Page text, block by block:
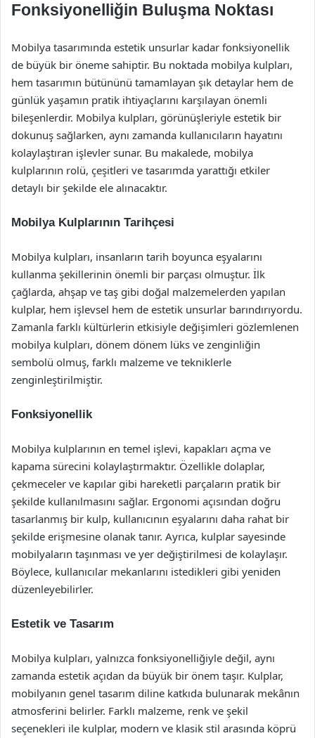
Fonksiyonelliğin Buluşma Noktası
Mobilya tasarımında estetik unsurlar kadar fonksiyonellik
de büyük bir öneme sahiptir. Bu noktada mobilya kulpları,
hem tasarımın bütününü tamamlayan şık detaylar hem de
günlük yaşamın pratik ihtiyaçlarını karşılayan önemli
bileşenlerdir. Mobilya kulpları, görünüşleriyle estetik bir
dokunuş sağlarken, aynı zamanda kullanıcıların hayatını
kolaylaştıran işlevler sunar. Bu makalede, mobilya
kulplarının rolü, çeşitleri ve tasarımda yarattığı etkiler
detaylı bir şekilde ele alınacaktır.
Mobilya Kulplarının Tarihçesi
Mobilya kulpları, insanların tarih boyunca eşyalarını
kullanma şekillerinin önemli bir parçası olmuştur. İlk
çağlarda, ahşap ve taş gibi doğal malzemelerden yapılan
kulplar, hem işlevsel hem de estetik unsurlar barındırıyordu.
Zamanla farklı kültürlerin etkisiyle değişimleri gözlemlenen
mobilya kulpları, dönem dönem lüks ve zenginliğin
sembolü olmuş, farklı malzeme ve tekniklerle
zenginleştirilmiştir.
Fonksiyonellik
Mobilya kulplarının en temel işlevi, kapakları açma ve
kapama sürecini kolaylaştırmaktır. Özellikle dolaplar,
çekmeceler ve kapılar gibi hareketli parçaların pratik bir
şekilde kullanılmasını sağlar. Ergonomi açısından doğru
tasarlanmış bir kulp, kullanıcının eşyalarını daha rahat bir
şekilde erişmesine olanak tanır. Ayrıca, kulplar sayesinde
mobilyaların taşınması ve yer değiştirilmesi de kolaylaşır.
Böylece, kullanıcılar mekanlarını istedikleri gibi yeniden
düzenleyebilirler.
Estetik ve Tasarım
Mobilya kulpları, yalnızca fonksiyonelliğiyle değil, aynı
zamanda estetik açıdan da büyük bir önem taşır. Kulplar,
mobilyanın genel tasarım diline katkıda bulunarak mekânın
atmosferini belirler. Farklı malzeme, renk ve şekil
seçenekleri ile kulplar, modern ve klasik stil arasında köprü